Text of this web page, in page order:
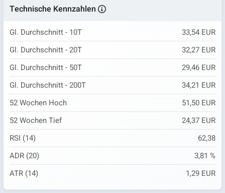
Technische Kennzahlen
Gl. Durchschnitt - 10T
33,54 EUR
Gl. Durchschnitt - 20T
32,27 EUR
Gl. Durchschnitt - 50T
29,46 EUR
Gl. Durchschnitt - 200T
34,21 EUR
52 Wochen Hoch
51,50 EUR
52 Wochen Tief
24,37 EUR
RSI (14)
62,38
ADR (20)
3,81 %
ATR (14)
1,29 EUR